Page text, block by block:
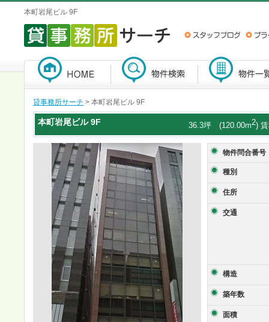
本町岩尾ビル 9F
貸事務所サーチ > 本町岩尾ビル 9F
本町岩尾ビル9F 36.3坪 (120.00m2)
物件問合番号
種別
住所
交通
構造
築年数
面積